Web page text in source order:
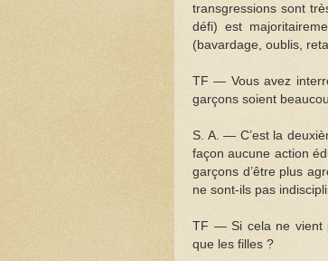
transgressions sont
défi) est
(bavardage, oublis,
TF — Vous avez
garçons soient
S. A. — C’est la
façon aucune action
garçons d’être plus
ne sont-ils pas
TF — Si cela ne vient
que les filles ?